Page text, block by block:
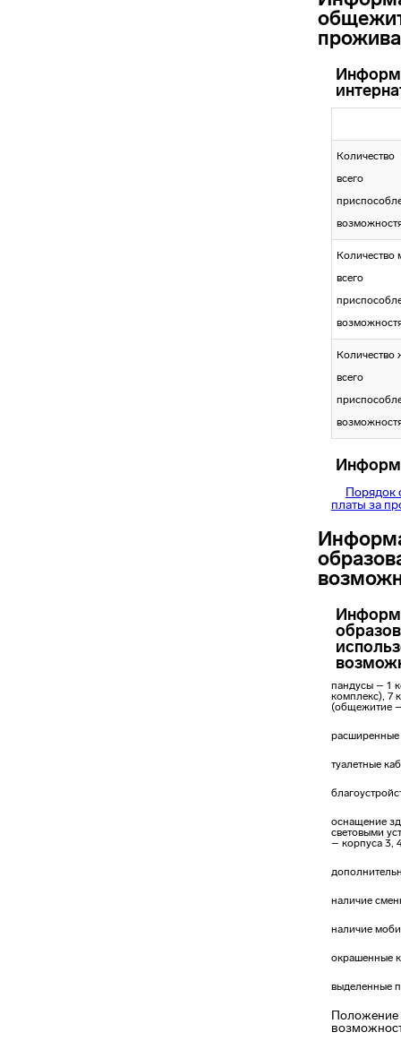
Количество
всего
Количество
всего
всего
Порядок
платы за
пандусы – 1
комплекс), 7
(общежитие
расширенные
туалетные
оснащение
световыми
– корпуса 3,
наличие
наличие
окрашенные
выделенные
Положение